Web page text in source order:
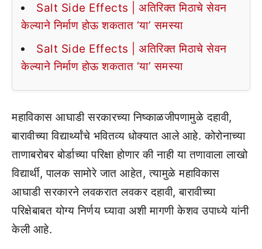
Salt Side Effects | अतिरिक्त मिठाचे सेवन
केल्याने निर्माण होऊ शकतात ‘या’ समस्या
Salt Side Effects | अतिरिक्त मिठाचे सेवन
केल्याने निर्माण होऊ शकतात ‘या’ समस्या
महाविकास आघाडी सरकारच्या निष्काळजीपणामुळे दहावी,
बारावीच्या विद्यार्थ्यांचे भवितव्य धोक्यात आले आहे. कोरोनाच्या
ताणाबरोबर बोर्डाच्या परिक्षा होणार की नाही या तणावाला लाखो
विद्यार्थी, पालक सामोरे जात आहेत, त्यामुळे महाविकास
आघाडी सरकारने लवकरात लवकर दहावी, बारावीच्या
परिक्षेबाबत योग्य निर्णय घ्यावा अशी मागणी केशव उपाध्ये यांनी
केली आहे.